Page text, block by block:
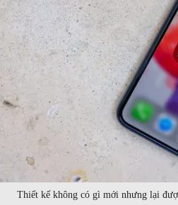
Thiết kế không có gì mới nhưng lại